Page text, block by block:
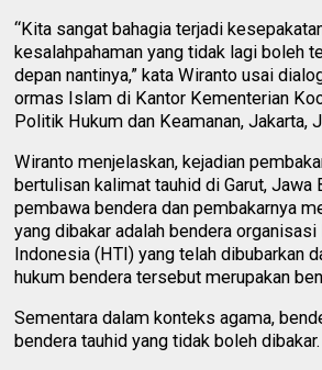
“Kita sangat bahagia terjadi
kesalahpahaman yang tidak lagi boleh
depan nantinya,” kata Wiranto usai
ormas Islam di Kantor Kementerian
Politik Hukum dan Keamanan, Jakarta,
Wiranto menjelaskan, kejadian
bertulisan kalimat tauhid di Garut, Jawa
pembawa bendera dan pembakarnya
yang dibakar adalah bendera
Indonesia (HTI) yang telah dibubarkan
hukum bendera tersebut merupakan
Sementara dalam konteks agama,
bendera tauhid yang tidak boleh dibakar.